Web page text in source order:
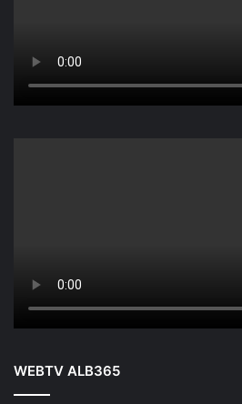
WEBTV ALB365